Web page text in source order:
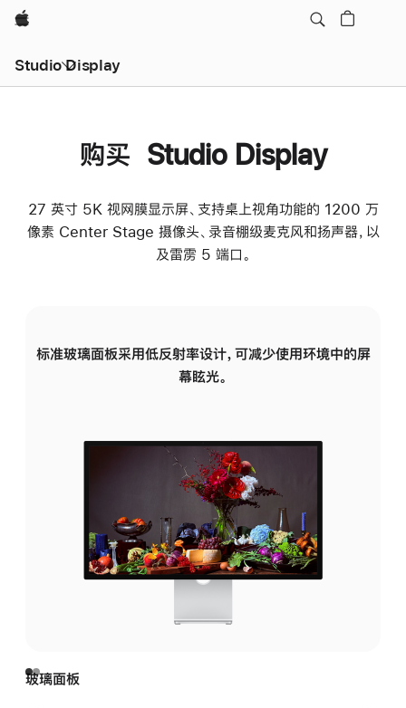
Apple
Studio Display
购买 Studio Display
27 英寸 5K 视网膜显示屏、支持桌上视角功能的 1200 万
像素 Center Stage 摄像头、录音棚级麦克风和扬声器，以
及雷雳 5 端口。
标准玻璃面板采用低反射率设计，可减少使用环境中的屏
幕眩光。
玻璃面板